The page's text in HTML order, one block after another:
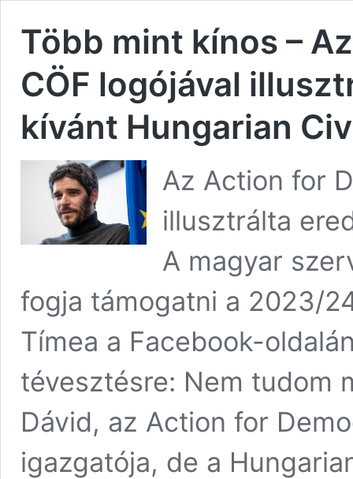
Több mint kínos –
CÖF logójával
kívánt Hungarian
Az Action for
illusztrálta
A magyar
fogja támogatni a 2023/
Tímea a Facebook-
tévesztésre: Nem tudom
Dávid, az Action for
igazgatója, de a